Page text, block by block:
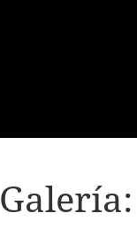
Galería: